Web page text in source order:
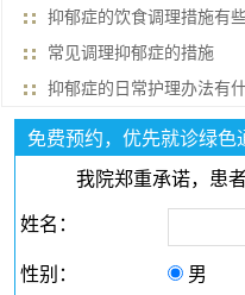
抑郁症的饮食调理措施有
常见调理抑郁症的措施
抑郁症的日常护理办法有
免费预约，优先就诊绿色
我院郑重承诺，患
姓名：
性别：
男